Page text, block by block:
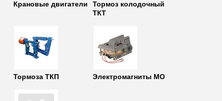
Крановые двигатели
Тормоз колодочный
ТКТ
Тормоза ТКП Электромагниты МО